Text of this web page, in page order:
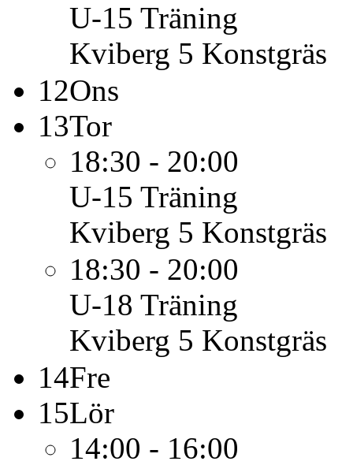
U-15 Träning
Kviberg 5 Konstgräs
12Ons
13Tor
18:30 - 20:00
U-15 Träning
Kviberg 5 Konstgräs
18:30 - 20:00
U-18 Träning
Kviberg 5 Konstgräs
14Fre
15Lör
14:00 - 16:00